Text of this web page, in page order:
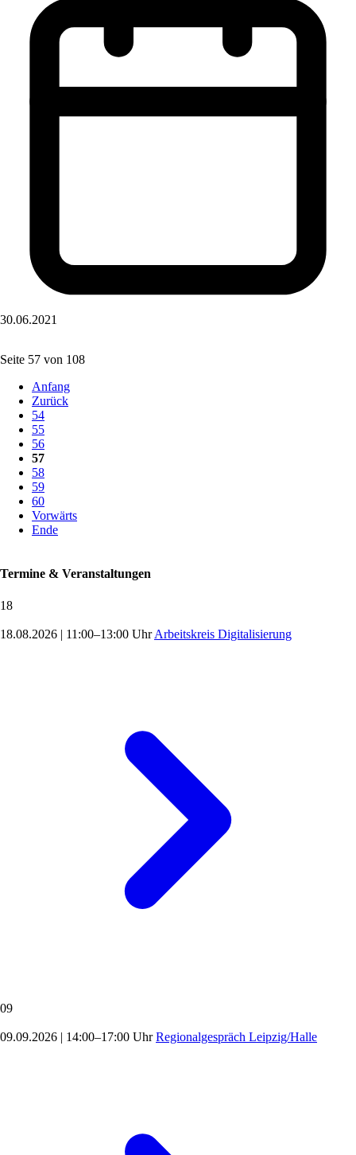
30.06.2021
Seite 57 von 108
Anfang
Zurück
54
55
56
57
58
59
60
Vorwärts
Ende
Termine & Veranstaltungen
18
18.08.2026 | 11:00–13:00 Uhr Arbeitskreis Digitalisierung
09
09.09.2026 | 14:00–17:00 Uhr Regionalgespräch Leipzig/Halle